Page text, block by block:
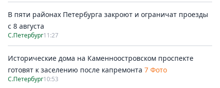
В пяти районах Петербурга закроют и ограничат проезды
с 8 августа
С.Петербург11:27
Исторические дома на Каменноостровском проспекте
готовят к заселению после капремонта 7 Фото
С.Петербург10:53